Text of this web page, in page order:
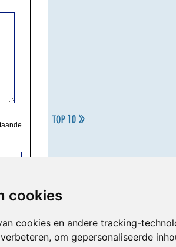
cookies
cookies en andere tracking-
om gepersonaliseerde